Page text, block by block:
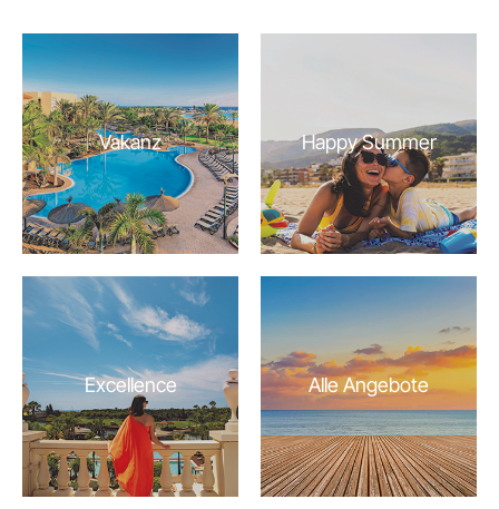
Vakanz Happy Summer
Excellence Alle Angebote